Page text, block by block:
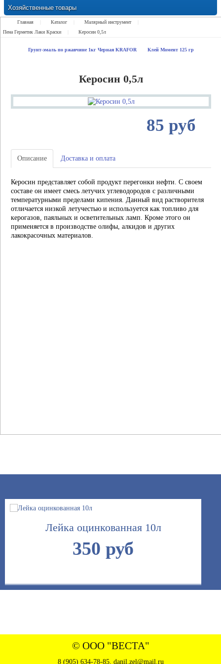
Хозяйственные товары
Замки Ручки Петли Засовы Проушины
Главная Каталог Малярный инструмент
Пена Герметик Лаки Краски
Керосин 0,5л
Грунт-эмаль по ржавчине 1кг Черная KRAFOR Клей Момент 125 гр
Керосин 0,5л
85 руб
Описание Доставка и оплата
Керосин представляет собой продукт перегонки нефти. С своем
составе он имеет смесь летучих углеводородов с различными
температурными пределами кипения. Данный вид растворителя
отличается низкой летучестью и используется как топливо для
керогазов, паяльных и осветительных ламп. Кроме этого он
применяется в производстве олифы, алкидов и других
лакокрасочных материалов.
Лейка оцинкованная 10л
350 руб
1495 руб
© ООО "ВЕСТА"
8 (905) 634-78-85, danil.zel@mail.ru